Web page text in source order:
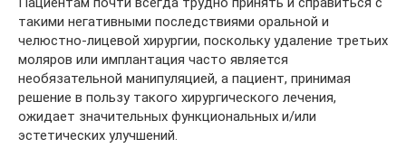
такими негативными последствиями оральной и
челюстно-лицевой хирургии, поскольку удаление третьих
моляров или имплантация часто является
необязательной манипуляцией, а пациент, принимая
решение в пользу такого хирургического лечения,
ожидает значительных функциональных и/или
эстетических улучшений.